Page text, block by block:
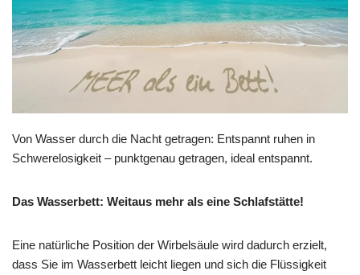
Von Wasser durch die Nacht getragen: Entspannt ruhen in
Schwerelosigkeit – punktgenau getragen, ideal entspannt.
Das Wasserbett: Weitaus mehr als eine Schlafstätte!
Eine natürliche Position der Wirbelsäule wird dadurch erzielt,
dass Sie im Wasserbett leicht liegen und sich die Flüssigkeit